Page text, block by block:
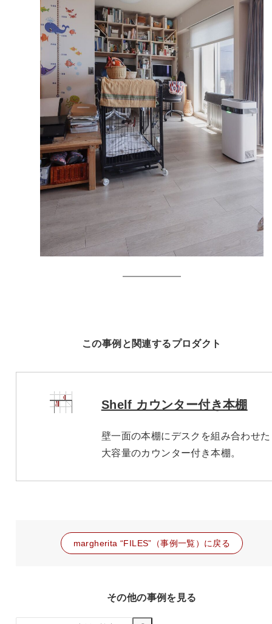
この事例と関連するプロダクト
Shelf カウンター付き本棚
壁一面の本棚にデスクを組み合わせた
大容量のカウンター付き本棚。
margherita “FILES”（事例一覧）に戻る
その他の事例を見る